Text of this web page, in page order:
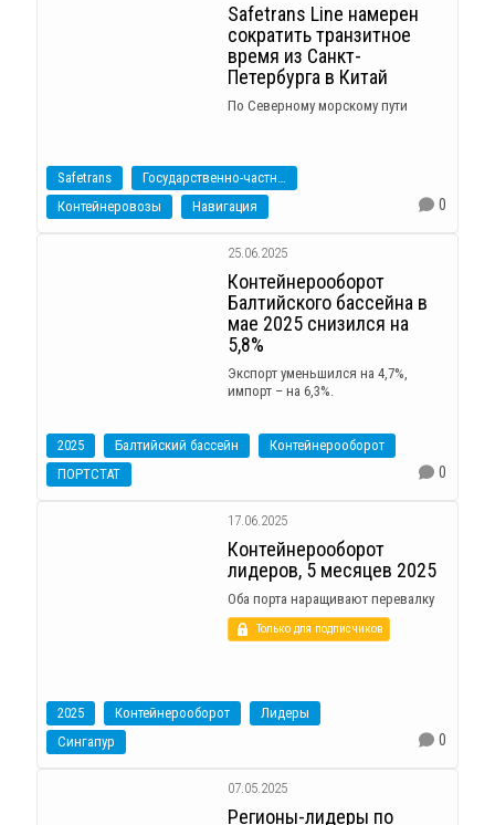
Safetrans Line намерен
сократить транзитное
время из Санкт-
Петербурга в Китай
По Северному морскому пути
Safetrans
Контейнеровозы
Навигация 0
25.06.2025
Контейнерооборот
Балтийского бассейна в
мае 2025 снизился на
5,8%
Экспорт уменьшился на 4,7%,
импорт – на 6,3%.
2025 Балтийский бассейн
Контейнерооборот
ПОРТСТАТ
0
17.06.2025
Контейнерооборот
лидеров, 5 месяцев 2025
Оба порта наращивают перевалку
Только для подписчиков
2025 Контейнерооборот
Лидеры
Сингапур
0
07.05.2025
Регионы-лидеры по